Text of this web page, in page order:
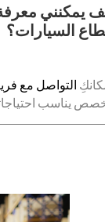
يمكنني
السيارات؟
التواصل مع